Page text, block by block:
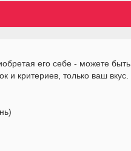
его себе - можете быть
и критериев, только ваш вкус.